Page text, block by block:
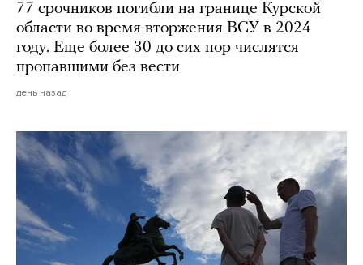
77 срочников погибли на границе Курской
области во время вторжения ВСУ в 2024
году. Еще более 30 до сих пор числятся
пропавшими без вести
день назад